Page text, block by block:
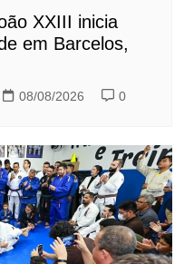
XXIII inicia
em Barcelos,
08/08/2026 0